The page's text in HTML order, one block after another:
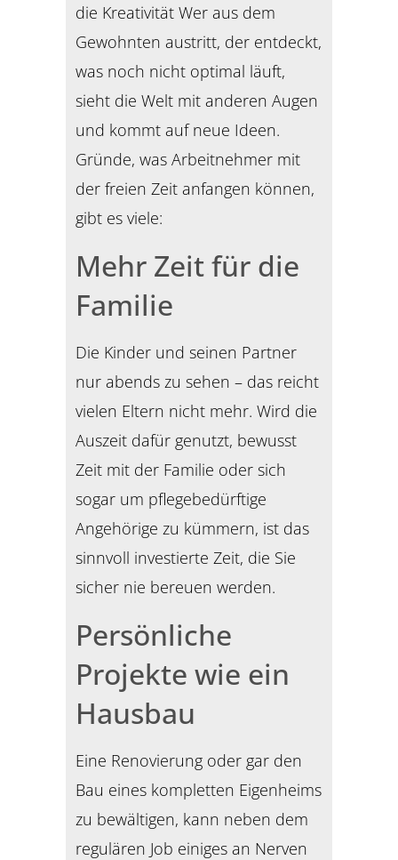
die Kreativität Wer aus dem
Gewohnten austritt, der entdeckt,
was noch nicht optimal läuft,
sieht die Welt mit anderen Augen
und kommt auf neue Ideen.
Gründe, was Arbeitnehmer mit
der freien Zeit anfangen können,
gibt es viele:
Mehr Zeit für die
Familie
Die Kinder und seinen Partner
nur abends zu sehen – das reicht
vielen Eltern nicht mehr. Wird die
Auszeit dafür genutzt, bewusst
Zeit mit der Familie oder sich
sogar um pflegebedürftige
Angehörige zu kümmern, ist das
sinnvoll investierte Zeit, die Sie
sicher nie bereuen werden.
Persönliche
Projekte wie ein
Hausbau
Eine Renovierung oder gar den
Bau eines kompletten Eigenheims
zu bewältigen, kann neben dem
regulären Job einiges an Nerven